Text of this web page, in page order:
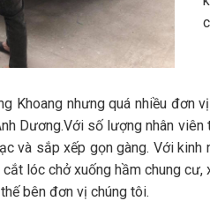
Khoang nhưng quá nhiều đơn
Dương.Với số lượng nhân
và sắp xếp gọn gàng. Với kinh
lóc chở xuống hầm chung cư,
bên đơn vị chúng tôi.